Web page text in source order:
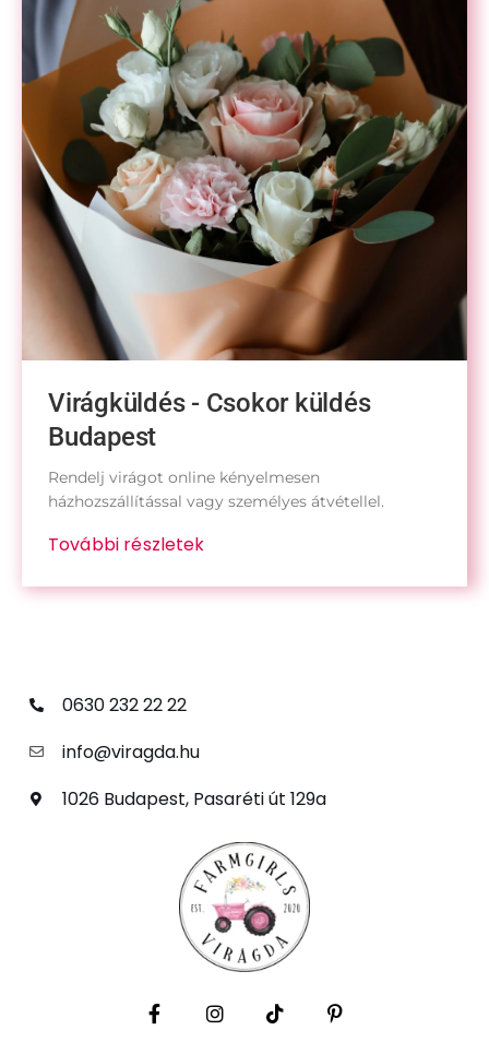
Virágküldés - Csokor küldés
Budapest
Rendelj virágot online kényelmesen
házhozszállítással vagy személyes átvétellel.
További részletek
0630 232 22 22
info@viragda.hu
1026 Budapest, Pasaréti út 129a